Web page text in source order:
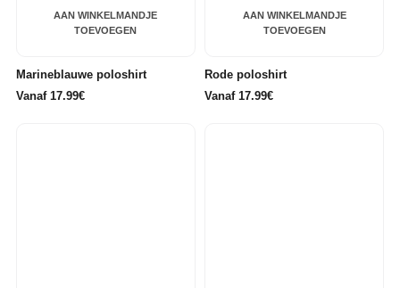
AAN WINKELMANDJE
TOEVOEGEN
Marineblauwe poloshirt
Vanaf 17.99€
AAN WINKELMANDJE
TOEVOEGEN
Rode poloshirt
Vanaf 17.99€